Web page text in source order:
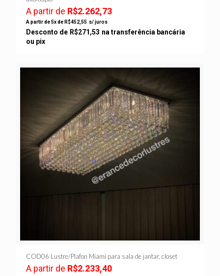
A partir de R$2.262,73
A partir de 5x de R$452,55 s/ juros
Desconto de R$271,53 na transferência bancária
ou pix
COD06 Lustre/Plafon Miami para sala de jantar, closet
A partir de R$2.233,40